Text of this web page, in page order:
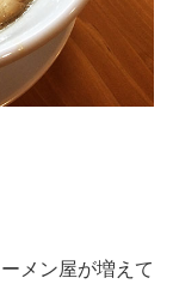
メン屋が増えて